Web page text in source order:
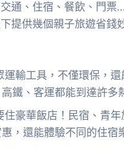
通、住宿、餐飲、門
提供幾個親子旅遊省錢
運輸工具，不僅環保，
鐵、客運都能到達許多
住豪華飯店！民宿、青
，還能體驗不同的住宿